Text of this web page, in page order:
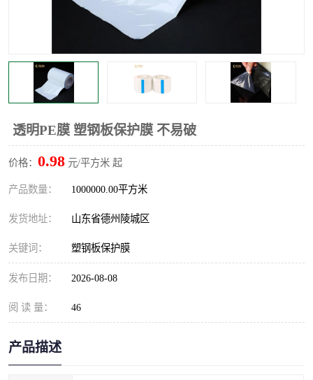
透明PE膜 塑钢板保护膜 不易破
价格： 0.98 元/平方米 起
产品数量： 1000000.00平方米
发货地址： 山东省德州陵城区
关键词： 塑钢板保护膜
发布日期： 2026-08-08
阅 读 量： 46
产品描述
不绣钢板保护膜 两边上胶保护膜
窗缝阻风胶带 铝板保护膜
不锈钢板保护膜 一次性隔离膜